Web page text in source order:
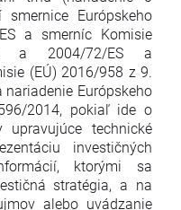
Európskeho
a smerníc Komisie
a 2004/72/ES a
(EÚ) 2016/958 z 9.
Európskeho
2014, pokiaľ ide o
upravujúce technické
investičných
ktorými sa
stratégia, a na
alebo uvádzanie